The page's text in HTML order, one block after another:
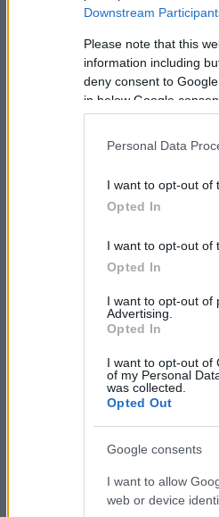
Downstream
Please note that this
information including
deny consent to
in below Google
Personal Data
I want to opt-out of
Opted In
I want to opt-out of
Opted In
I want to opt-out of
Advertising.
Opted In
I want to opt-out of
of my Personal
was collected.
Opted Out
Google consents
I want to allow
web or device